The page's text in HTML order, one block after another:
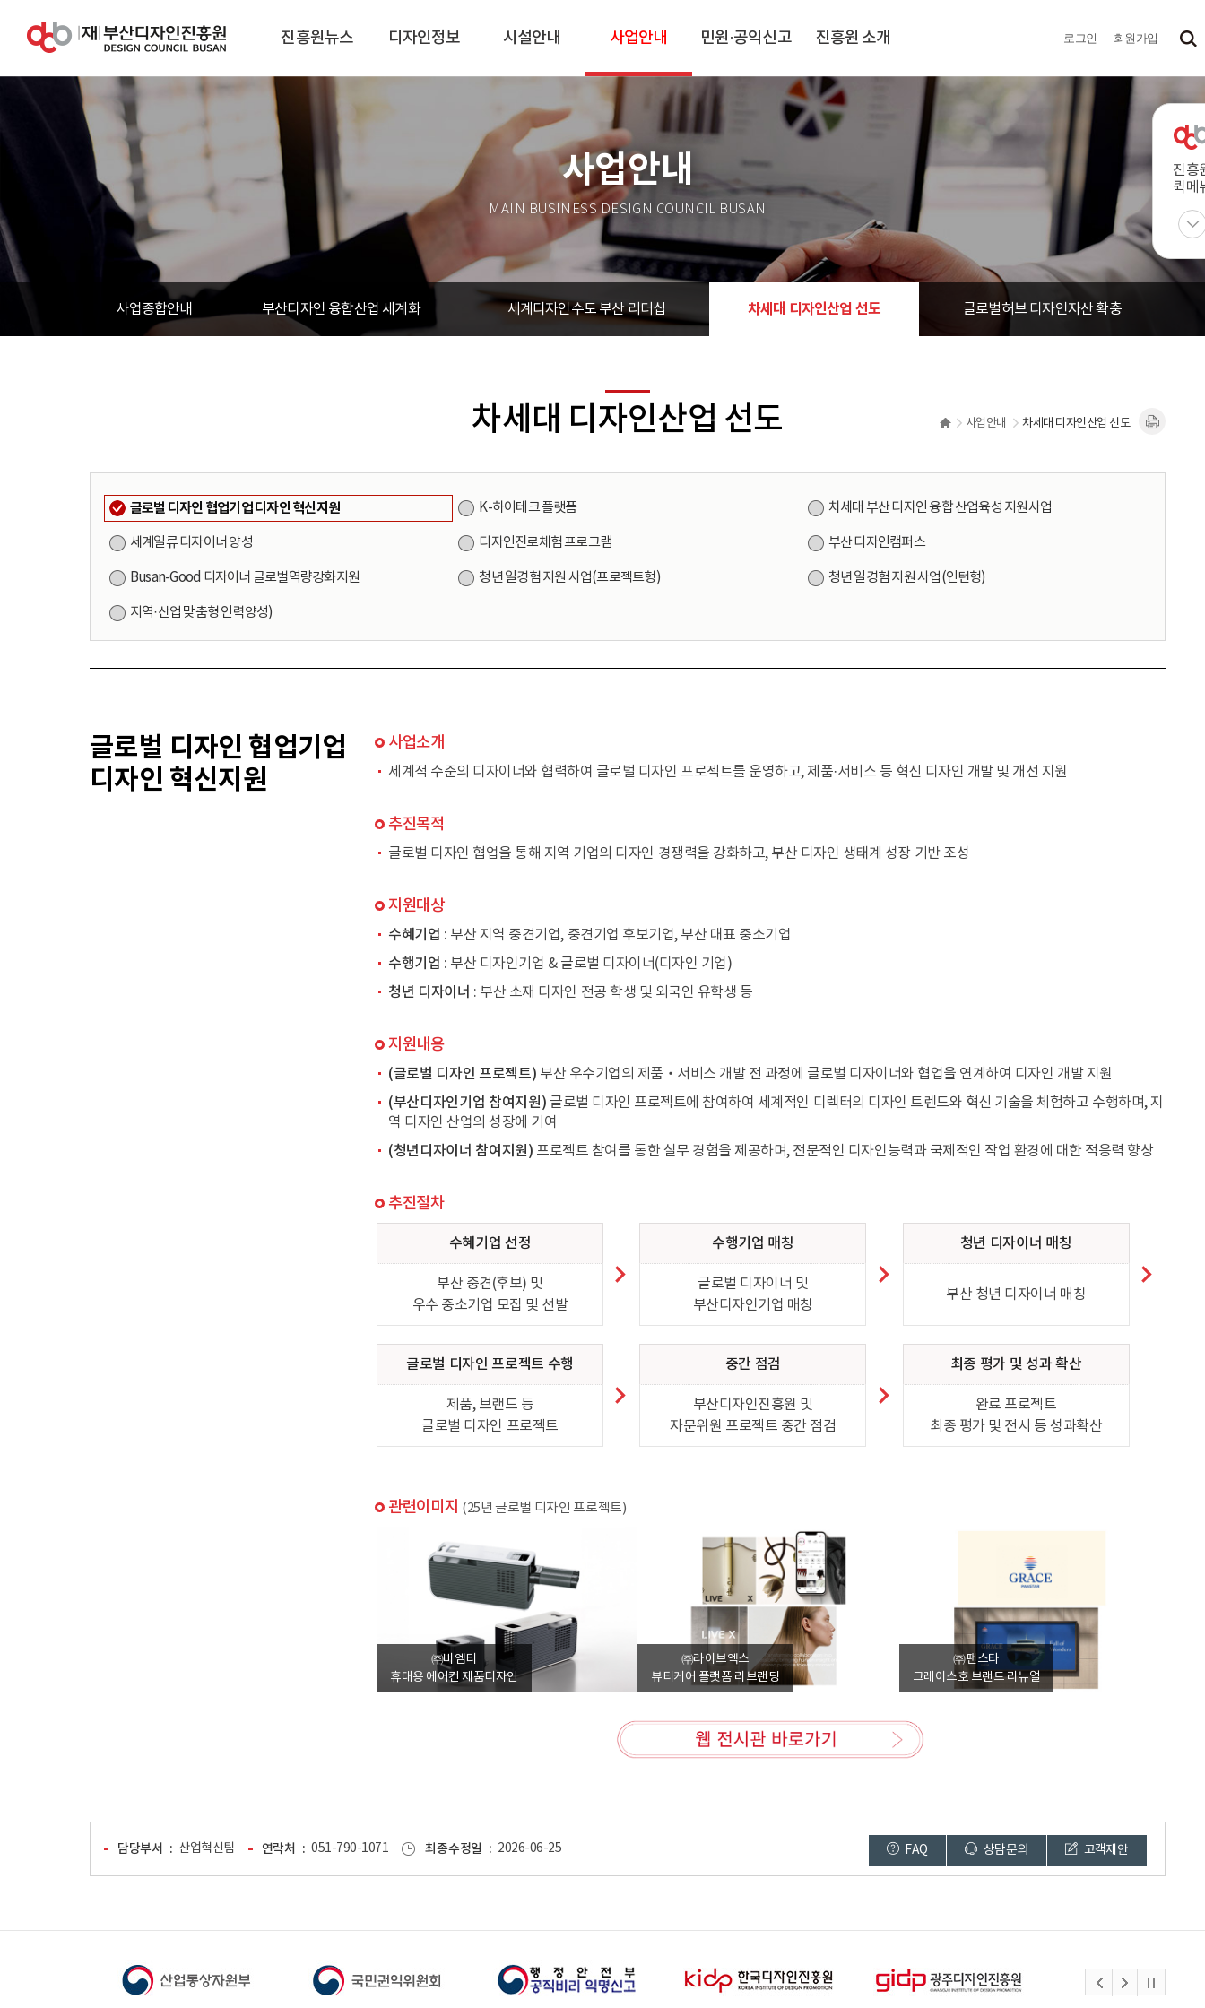
진흥원뉴스 디자인정보 시설안내 사업안내 민원·공익신고 진흥원 소개 로그인 회원가입
진흥
퀵메
사업안내
MAIN BUSINESS DESIGN COUNCIL BUSAN
사업종합안내 부산디자인 융합산업 세계화 세계디자인수도 부산 리더십 차세대 디자인산업 선도 글로벌허브 디자인자산 확충
차세대 디자인산업 선도 사업안내 차세대 디자인산업 선도
글로벌 디자인 협업기업 디자인 혁신지원 K-하이테크 플랫폼 차세대 부산 디자인 융합 산업육성 지원사업
세계일류 디자이너 양성 디자인진로체험 프로그램 부산 디자인캠퍼스
Busan-Good 디자이너 글로벌역량강화지원 청년 일경험 지원 사업(프로젝트형) 청년 일경험 지원 사업(인턴형)
지역·산업 맞춤형 인력양성)
글로벌 디자인 협업기업
디자인 혁신지원
사업소개
세계적 수준의 디자이너와 협력하여 글로벌 디자인 프로젝트를 운영하고, 제품·서비스 등 혁신 디자인 개발 및 개선 지원
추진목적
글로벌 디자인 협업을 통해 지역 기업의 디자인 경쟁력을 강화하고, 부산 디자인 생태계 성장 기반 조성
지원대상
수혜기업 : 부산 지역 중견기업, 중견기업 후보기업, 부산 대표 중소기업
수행기업 : 부산 디자인기업 & 글로벌 디자이너(디자인 기업)
청년 디자이너 : 부산 소재 디자인 전공 학생 및 외국인 유학생 등
지원내용
(글로벌 디자인 프로젝트) 부산 우수기업의 제품‧서비스 개발 전 과정에 글로벌 디자이너와 협업을 연계하여 디자인 개발 지원
(부산디자인기업 참여지원) 글로벌 디자인 프로젝트에 참여하여 세계적인 디렉터의 디자인 트렌드와 혁신 기술을 체험하고 수행하며, 지
역 디자인 산업의 성장에 기여
(청년디자이너 참여지원) 프로젝트 참여를 통한 실무 경험을 제공하며, 전문적인 디자인능력과 국제적인 작업 환경에 대한 적응력 향상
추진절차
수혜기업 선정
부산 중견(후보) 및
우수 중소기업 모집 및 선발
수행기업 매칭
글로벌 디자이너 및
부산디자인기업 매칭
청년 디자이너 매칭
부산 청년 디자이너 매칭
글로벌 디자인 프로젝트 수행
제품, 브랜드 등
글로벌 디자인 프로젝트
중간 점검
부산디자인진흥원 및
자문위원 프로젝트 중간 점검
최종 평가 및 성과 확산
완료 프로젝트
최종 평가 및 전시 등 성과확산
관련이미지 (25년 글로벌 디자인 프로젝트)
㈜비엠티
휴대용 에어컨 제품디자인
㈜라이브엑스
뷰티케어 플랫폼 리브랜딩
㈜팬스타
그레이스호 브랜드 리뉴얼
담당부서 산업혁신팀 연락처 051-790-1071 최종수정일 2026-06-25 FAQ 상담문의 고객제안